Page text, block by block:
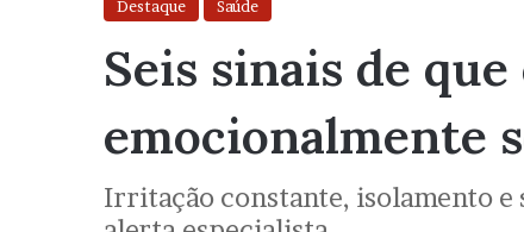
Destaque Saúde
Seis sinais de que
emocionalmente
Irritação constante, isolamento e